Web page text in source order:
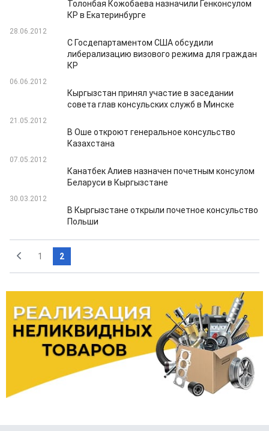
Толонбая Кожобаева назначили Генконсулом
КР в Екатеринбурге
28.06.2012
С Госдепартаментом США обсудили
либерализацию визового режима для граждан
КР
06.06.2012
Кыргызстан принял участие в заседании
совета глав консульских служб в Минске
21.05.2012
В Оше откроют генеральное консульство
Казахстана
07.05.2012
Канатбек Алиев назначен почетным консулом
Беларуси в Кыргызстане
30.03.2012
В Кыргызстане открыли почетное консульство
Польши
1 2